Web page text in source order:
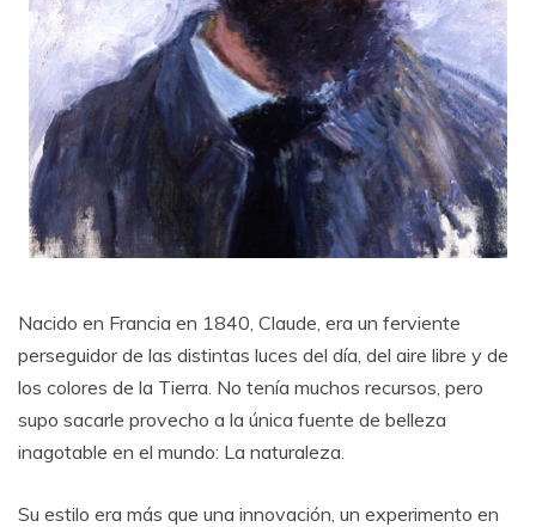
Nacido en Francia en 1840, Claude, era un ferviente
perseguidor de las distintas luces del día, del aire libre y de
los colores de la Tierra. No tenía muchos recursos, pero
supo sacarle provecho a la única fuente de belleza
inagotable en el mundo: La naturaleza.
Su estilo era más que una innovación, un experimento en